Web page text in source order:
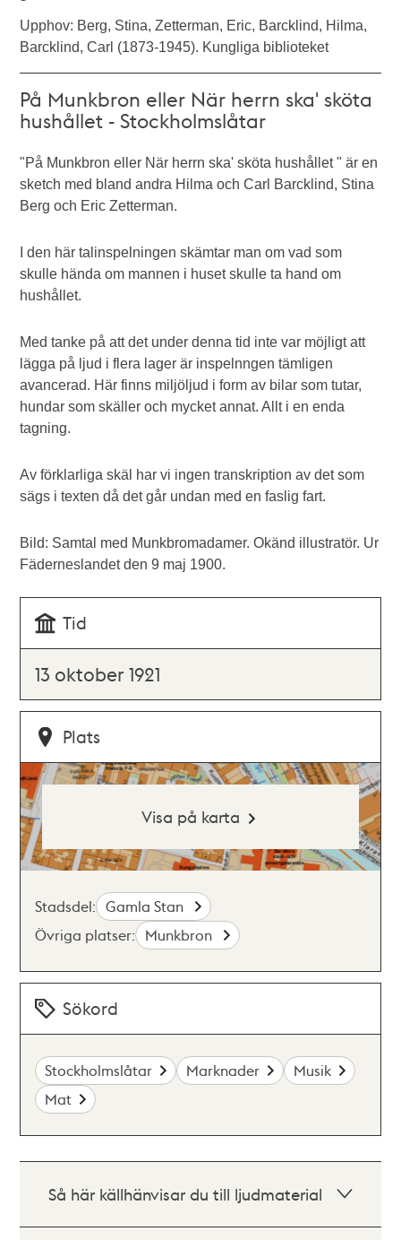
Upphov: Berg, Stina, Zetterman, Eric, Barcklind, Hilma,
Barcklind, Carl (1873-1945). Kungliga biblioteket
På Munkbron eller När herrn ska' sköta
hushållet - Stockholmslåtar
"På Munkbron eller När herrn ska' sköta hushållet " är en
sketch med bland andra Hilma och Carl Barcklind, Stina
Berg och Eric Zetterman.
I den här talinspelningen skämtar man om vad som
skulle hända om mannen i huset skulle ta hand om
hushållet.
Med tanke på att det under denna tid inte var möjligt att
lägga på ljud i flera lager är inspelnngen tämligen
avancerad. Här finns miljöljud i form av bilar som tutar,
hundar som skäller och mycket annat. Allt i en enda
tagning.
Av förklarliga skäl har vi ingen transkription av det som
sägs i texten då det går undan med en faslig fart.
Bild: Samtal med Munkbromadamer. Okänd illustratör. Ur
Fäderneslandet den 9 maj 1900.
Tid
13 oktober 1921
Plats
Visa på karta
Stadsdel: Gamla Stan
Övriga platser: Munkbron
Sökord
Stockholmslåtar Marknader
Musik
Mat
Så här källhänvisar du till ljudmaterial